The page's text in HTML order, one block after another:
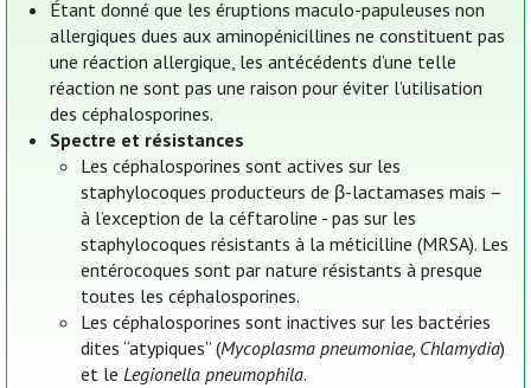
Étant donné que les éruptions maculo-papuleuses non
allergiques dues aux aminopénicillines ne constituent pas
une réaction allergique, les antécédents d’une telle
réaction ne sont pas une raison pour éviter l’utilisation
des céphalosporines.
Spectre et résistances
Les céphalosporines sont actives sur les
staphylocoques producteurs de β-lactamases mais –
à l’exception de la céftaroline - pas sur les
staphylocoques résistants à la méticilline (MRSA). Les
entérocoques sont par nature résistants à presque
toutes les céphalosporines.
Les céphalosporines sont inactives sur les bactéries
dites “atypiques” (Mycoplasma pneumoniae, Chlamydia)
et leLegionella pneumophila.